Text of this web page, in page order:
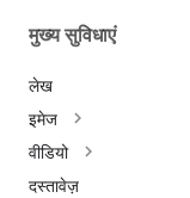
मुख्य सुविधाएं
लेख
इमेज
वीडियो
दस्तावेज़